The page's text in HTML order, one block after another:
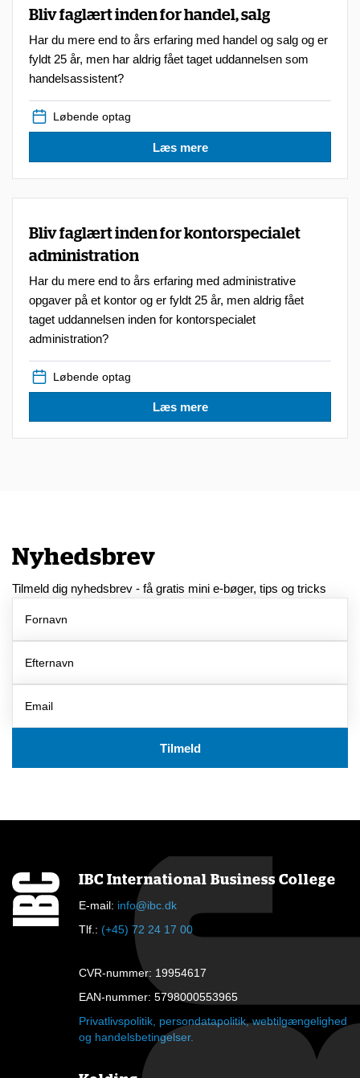
Bliv faglært inden for handel, salg
Har du mere end to års erfaring med handel og salg og er
fyldt 25 år, men har aldrig fået taget uddannelsen som
handelsassistent?
Læs mere
Løbende optag
Bliv faglært inden for kontorspecialet
administration
Har du mere end to års erfaring med administrative
opgaver på et kontor og er fyldt 25 år, men aldrig fået
taget uddannelsen inden for kontorspecialet
administration?
Læs mere
Løbende optag
Nyhedsbrev
Tilmeld dig nyhedsbrev - få gratis mini e-bøger, tips og tricks
IBC International Business College
E-mail: info@ibc.dk
Tlf.: (+45) 72 24 17 00
CVR-nummer: 19954617
EAN-nummer: 5798000553965
Privatlivspolitik, persondatapolitik, webtilgængelighed
og handelsbetingelser.